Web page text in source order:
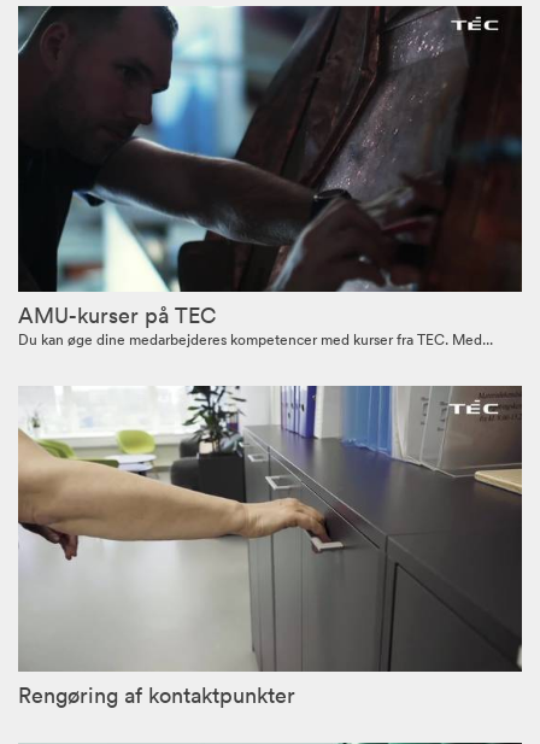
AMU-kurser på TEC
Du kan øge dine medarbejderes kompetencer med kurser fra TEC. Med...
Rengøring af kontaktpunkter